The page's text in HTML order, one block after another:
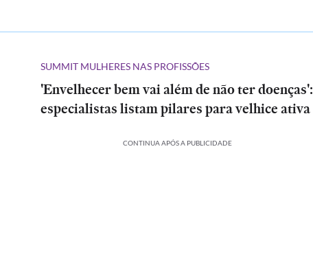
SUMMIT MULHERES NAS PROFISSÕES
'Envelhecer bem vai além de não ter doenças':
especialistas listam pilares para velhice ativa
CONTINUA APÓS A PUBLICIDADE